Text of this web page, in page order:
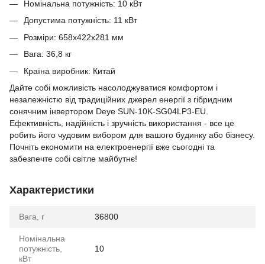
Номінальна потужність: 10 кВт
Допустима потужність: 11 кВт
Розміри: 658х422х281 мм
Вага: 36,8 кг
Країна виробник: Китай
Дайте собі можливість насолоджуватися комфортом і
незалежністю від традиційних джерел енергії з гібридним
сонячним інвертором Deye SUN-10K-SG04LP3-EU.
Ефективність, надійність і зручність використання - все це
робить його чудовим вибором для вашого будинку або бізнесу.
Почніть економити на електроенергії вже сьогодні та
забезпечте собі світле майбутнє!
Характеристики
Вага, г 36800
Номінальна
потужність,
кВт
10